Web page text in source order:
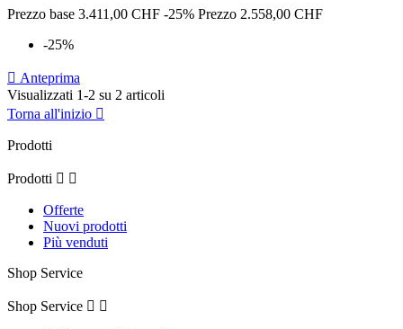
Prezzo base 3.411,00 CHF -25% Prezzo 2.558,00 CHF
-25%
 Anteprima
Visualizzati 1-2 su 2 articoli
Torna all'inizio 
Prodotti
Prodotti  
Offerte
Nuovi prodotti
Più venduti
Shop Service
Shop Service  